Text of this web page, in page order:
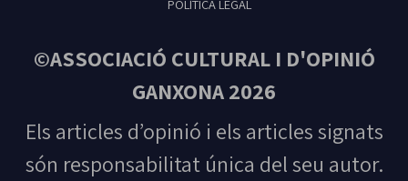
POLÍTICA LEGAL
©ASSOCIACIÓ CULTURAL I D'OPINIÓ
GANXONA 2026
Els articles d’opinió i els articles signats
són responsabilitat única del seu autor.